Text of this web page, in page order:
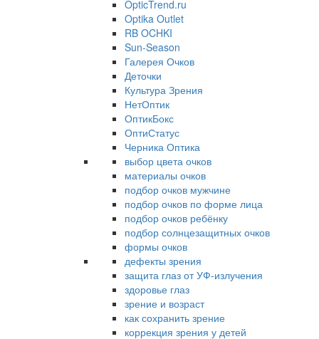
OpticTrend.ru
Optika Outlet
RB OCHKI
Sun-Season
Галерея Очков
Деточки
Культура Зрения
НетОптик
ОптикБокс
ОптиСтатус
Черника Оптика
выбор цвета очков
материалы очков
подбор очков мужчине
подбор очков по форме лица
подбор очков ребёнку
подбор солнцезащитных очков
формы очков
дефекты зрения
защита глаз от УФ-излучения
здоровье глаз
зрение и возраст
как сохранить зрение
коррекция зрения у детей